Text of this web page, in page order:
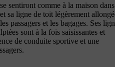
sentiront comme à la maison
sa ligne de toit légèrement
passagers et les bagages. Ses
sont à la fois saisissantes et
de conduite sportive et une